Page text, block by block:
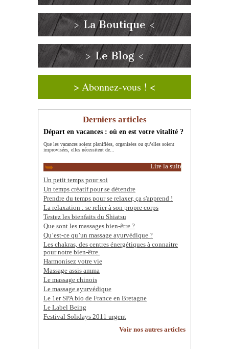
> La Boutique <
> Le Blog <
> Abonnez-vous ! <
Derniers articles
Départ en vacances : où en est votre vitalité ?
Que les vacances soient planifiées, organisées ou qu’elles soient
improvisées, elles nécessitent de...
Lire la suite
Un petit temps pour soi
Un temps créatif pour se détendre
Prendre du temps pour se relaxer, ça s'apprend !
La relaxation : se relier à son propre corps
Testez les bienfaits du Shiatsu
Que sont les massages bien-être ?
Qu’est-ce qu’un massage ayurvédique ?
Les chakras, des centres énergétiques à connaitre
pour notre bien-être.
Harmonisez votre vie
Massage assis amma
Le massage chinois
Le massage ayurvédique
Le 1er SPA bio de France en Bretagne
Le Label Being
Festival Solidays 2011 urgent
Voir nos autres articles